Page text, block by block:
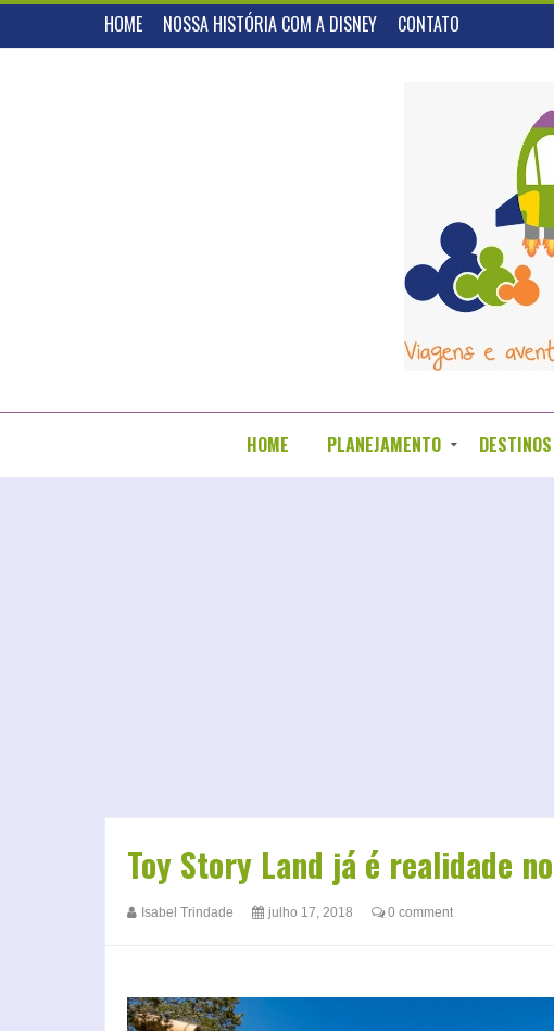
HOME NOSSA HISTÓRIA COM A DISNEY CONTATO
HOME PLANEJAMENTO DESTINOS
Toy Story Land já é realidade
Isabel Trindade julho 17, 2018 0 comment